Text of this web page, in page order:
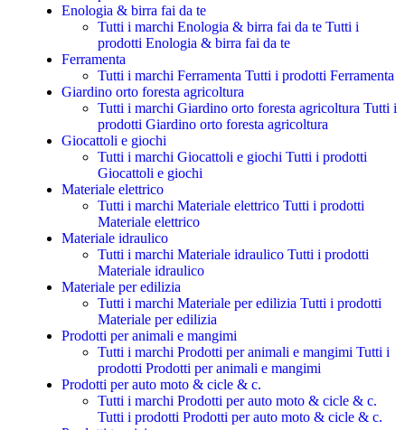
Enologia & birra fai da te
Tutti i marchi Enologia & birra fai da te Tutti i
prodotti Enologia & birra fai da te
Ferramenta
Tutti i marchi Ferramenta Tutti i prodotti Ferramenta
Giardino orto foresta agricoltura
Tutti i marchi Giardino orto foresta agricoltura Tutti i
prodotti Giardino orto foresta agricoltura
Giocattoli e giochi
Tutti i marchi Giocattoli e giochi Tutti i prodotti
Giocattoli e giochi
Materiale elettrico
Tutti i marchi Materiale elettrico Tutti i prodotti
Materiale elettrico
Materiale idraulico
Tutti i marchi Materiale idraulico Tutti i prodotti
Materiale idraulico
Materiale per edilizia
Tutti i marchi Materiale per edilizia Tutti i prodotti
Materiale per edilizia
Prodotti per animali e mangimi
Tutti i marchi Prodotti per animali e mangimi Tutti i
prodotti Prodotti per animali e mangimi
Prodotti per auto moto & cicle & c.
Tutti i marchi Prodotti per auto moto & cicle & c.
Tutti i prodotti Prodotti per auto moto & cicle & c.